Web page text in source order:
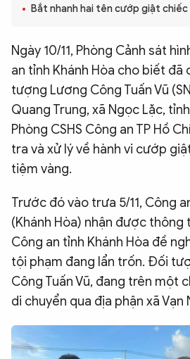
BẠN ĐỌC & CAND
ĐA PHƯƠNG TIỆN
eMagazine
Video
Chuyên trang An ninh thế giớiVăn nghệ
Chuyên đề
Bắt nhanh hai tên cướp giật chiếc
Ngày 10/11, Phòng Cảnh sát
an tỉnh Khánh Hòa cho biết đã
tượng Lương Công Tuấn Vũ
Quang Trung, xã Ngọc Lặc,
Phòng CSHS Công an TP Hồ
tra và xử lý về hành vi cướp
tiệm vàng.
Trước đó vào trưa 5/11, Công
(Khánh Hòa) nhận được thông
Công an tỉnh Khánh Hòa đề
tội phạm đang lẩn trốn. Đối
Công Tuấn Vũ, đang trên một
di chuyển qua địa phận xã Vạn